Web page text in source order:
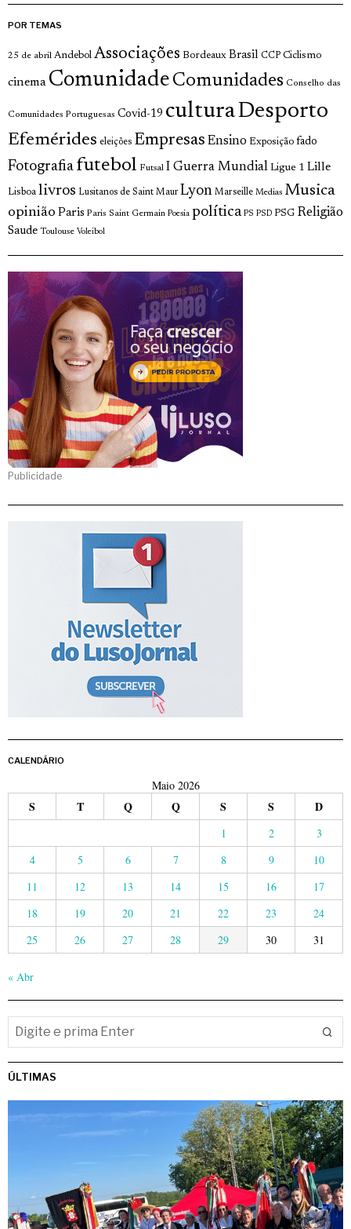
POR TEMAS
25 de abril Andebol Associações Bordeaux Brasil CCP Ciclismo
cinema Comunidade Comunidades Conselho das
Comunidades Portuguesas Covid-19 culturaDesporto
Efemérides eleições Empresas Ensino Exposição fado
Fotografia futebol Futsal I Guerra Mundial Ligue 1 Lille
Lisboa livros Lusitanos de Saint Maur Lyon Marseille Medias Musica
opinião Paris Paris Saint Germain Poesia política PS PSD PSG Religião
Saude Toulouse Voleibol
Publicidade
CALENDÁRIO
Maio 2026
S T Q Q S S D
1 2
3
4
5 6 7 8 9
10
11
12 13 14 15 16
17
18
19 20 21 22 23
24
25
26 27 28 29 30 31
« Abr
ÚLTIMAS